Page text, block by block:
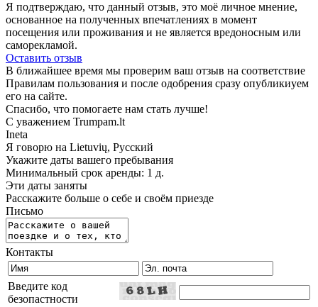
Я подтверждаю, что данный отзыв, это моё личное мнение,
основанное на полученных впечатлениях в момент
посещения или проживания и не является вредоносным или
саморекламой.
Оставить отзыв
В ближайшее время мы проверим ваш отзыв на соответствие
Правилам пользования и после одобрения сразу опубликиуем
его на сайте.
Спасибо, что помогаете нам стать лучше!
С уважением Trumpam.lt
Ineta
Я говорю на Lietuvių, Русский
Укажите даты вашего пребывания
Минимальный срок аренды: 1 д.
Эти даты заняты
Расскажите больше о себе и своём приезде
Письмо
Контакты
Введите код
безопастности